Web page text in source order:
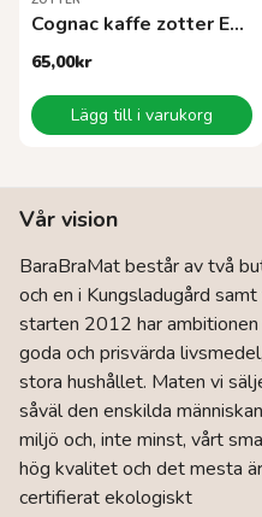
Cognac kaffe zotter EKO 70g
65,00kr
Lägg till i varukorg
Vår vision
BaraBraMat består av två
och en i Kungsladugård
starten 2012 har
goda och prisvärda
stora hushållet. Maten vi
såväl den enskilda
miljö och, inte minst, vårt
hög kvalitet och det mesta är
certifierat ekologiskt